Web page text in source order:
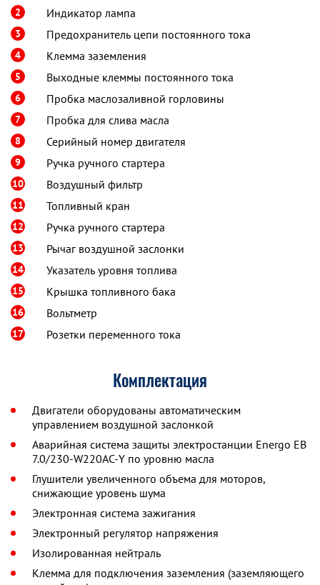
2 Индикатор лампа
3 Предохранитель цепи постоянного тока
4 Клемма заземления
5 Выходные клеммы постоянного тока
6 Пробка маслозаливной горловины
7 Пробка для слива масла
8 Серийный номер двигателя
9 Ручка ручного стартера
10 Воздушный фильтр
11 Топливный кран
12 Ручка ручного стартера
13 Рычаг воздушной заслонки
14 Указатель уровня топлива
15 Крышка топливного бака
16 Вольтметр
17 Розетки переменного тока
Комплектация
Двигатели оборудованы автоматическим
управлением воздушной заслонкой
Аварийная система защиты электростанции Energo EB
7.0/230-W220АC-Y по уровню масла
Глушители увеличенного объема для моторов,
снижающие уровень шума
Электронная система зажигания
Электронный регулятор напряжения
Изолированная нейтраль
Клемма для подключения заземления (заземляющего